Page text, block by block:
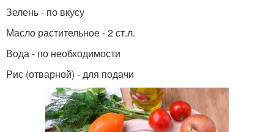
Зелень - по вкусу
Масло растительное - 2 ст.л.
Вода - по необходимости
Рис (отварной) - для подачи